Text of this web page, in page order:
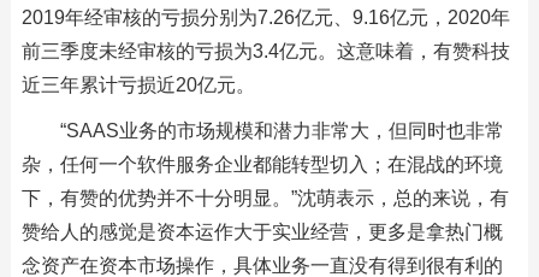
2019年经审核的亏损分别为7.26亿元、9.16亿元，2020年
前三季度未经审核的亏损为3.4亿元。这意味着，有赞科技
近三年累计亏损近20亿元。
“SAAS业务的市场规模和潜力非常大，但同时也非常
杂，任何一个软件服务企业都能转型切入；在混战的环境
下，有赞的优势并不十分明显。”沈萌表示，总的来说，有
赞给人的感觉是资本运作大于实业经营，更多是拿热门概
念资产在资本市场操作，具体业务一直没有得到很有利的